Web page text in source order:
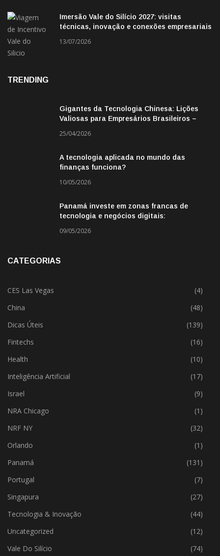
Imersão Vale do Silício 2027: visitas
técnicas, inovação e conexões empresariais
13/07/2026
TRENDING
Gigantes da Tecnologia Chinesa: Lições
Valiosas para Empresários Brasileiros –
25/04/2026
A tecnologia aplicada no mundo das
finanças funciona?
10/05/2026
Panamá investe em zonas francas de
tecnologia e negócios digitais:
09/05/2026
CATEGORIAS
CES Las Vegas
(4)
China
(48)
Dicas Úteis
(139)
Fintechs
(16)
Health
(10)
Inteligência Artificial
(17)
Israel
(9)
NRA Chicago
(1)
NRF NY
(32)
Orlando
(1)
Panamá
(131)
Portugal
(7)
Singapura
(27)
Tecnologia & Inovação
(44)
Uncategorized
(12)
Vale Do Silício
(74)